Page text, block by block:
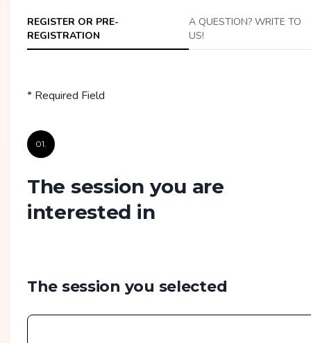
REGISTER OR PRE-
REGISTRATION
A QUESTION? WRITE TO
US!
* Required Field
01.
The session you are
interested in
The session you selected